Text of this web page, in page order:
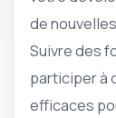
de
Suivre des
participer à
efficaces